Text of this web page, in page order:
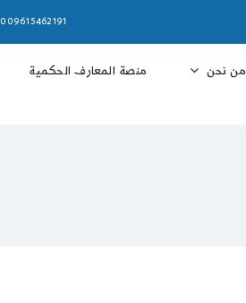
009615462191
من نحن منصة المعارف الحكمية